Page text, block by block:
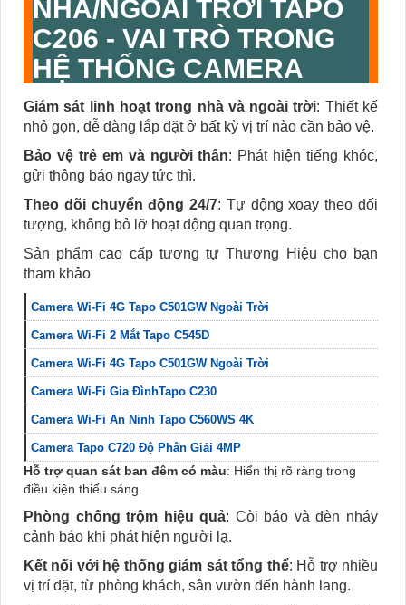
NHÀ/NGOÀI TRỜI TAPO
C206 - VAI TRÒ TRONG
HỆ THỐNG CAMERA
Giám sát linh hoạt trong nhà và ngoài trời: Thiết kế
nhỏ gọn, dễ dàng lắp đặt ở bất kỳ vị trí nào cần bảo vệ.
Bảo vệ trẻ em và người thân: Phát hiện tiếng khóc,
gửi thông báo ngay tức thì.
Theo dõi chuyển động 24/7: Tự động xoay theo đối
tượng, không bỏ lỡ hoạt động quan trọng.
Sản phẩm cao cấp tương tự Thương Hiệu cho bạn
tham khảo
Camera Wi-Fi 4G Tapo C501GW Ngoài Trời
Camera Wi-Fi 2 Mắt Tapo C545D
Camera Wi-Fi 4G Tapo C501GW Ngoài Trời
Camera Wi-Fi Gia ĐìnhTapo C230
Camera Wi-Fi An Ninh Tapo C560WS 4K
Camera Tapo C720 Độ Phân Giải 4MP
Hỗ trợ quan sát ban đêm có màu: Hiển thị rõ ràng trong
điều kiện thiếu sáng.
Phòng chống trộm hiệu quả: Còi báo và đèn nháy
cảnh báo khi phát hiện người lạ.
Kết nối với hệ thống giám sát tổng thể: Hỗ trợ nhiều
vị trí đặt, từ phòng khách, sân vườn đến hành lang.